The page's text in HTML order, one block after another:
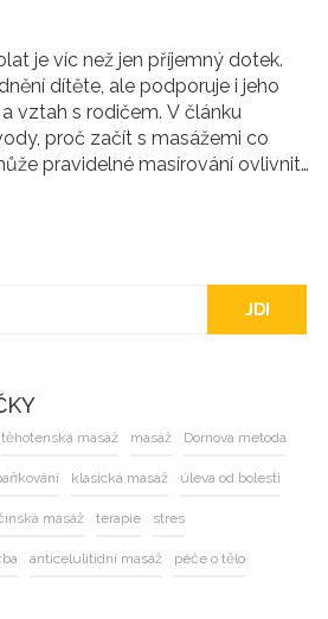
je víc než jen příjemný dotek.
dítěte, ale podporuje i jeho
vztah s rodičem. V článku
proč začít s masážemi co
pravidelné masírování ovlivnit
kdy s masáží začít. Připravte se
JDI
těhotenská masáž masáž Dornova metoda
klasická masáž úleva od bolesti
masáž terapie stres
anticelulitidní masáž péče o tělo